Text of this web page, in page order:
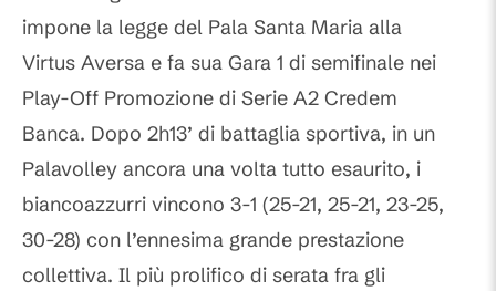
impone la legge del Pala Santa Maria alla
Virtus Aversa e fa sua Gara 1 di semifinale nei
Play-Off Promozione di Serie A2 Credem
Banca. Dopo 2h13’ di battaglia sportiva, in un
Palavolley ancora una volta tutto esaurito, i
biancoazzurri vincono 3-1 (25-21, 25-21, 23-25,
30-28) con l’ennesima grande prestazione
collettiva. Il più prolifico di serata fra gli